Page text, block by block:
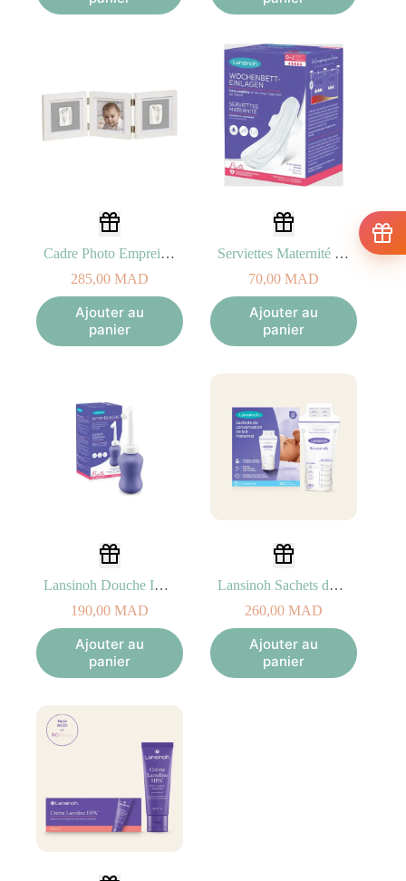
Cadre Photo Empreinte Eurekakids 0M+
285,00 MAD
Ajouter au
panier
Serviettes Maternité 0-2 semaines – 10 unités
70,00 MAD
Ajouter au
panier
Lansinoh Douche Intime Périnée
190,00 MAD
Ajouter au
panier
Lansinoh Sachets de Conservation – 50 unités
260,00 MAD
Ajouter au
panier